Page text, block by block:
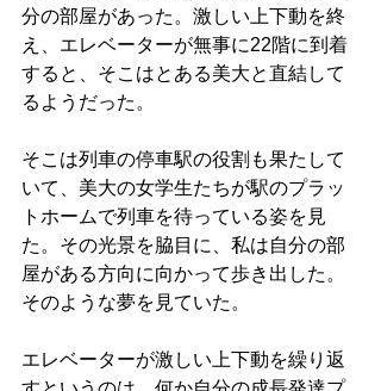
分の部屋があった。激しい上下動を終
え、エレベーターが無事に22階に到着
すると、そこはとある美大と直結して
るようだった。
そこは列車の停車駅の役割も果たして
いて、美大の女学生たちが駅のプラッ
トホームで列車を待っている姿を見
た。その光景を脇目に、私は自分の部
屋がある方向に向かって歩き出した。
そのような夢を見ていた。
エレベーターが激しい上下動を繰り返